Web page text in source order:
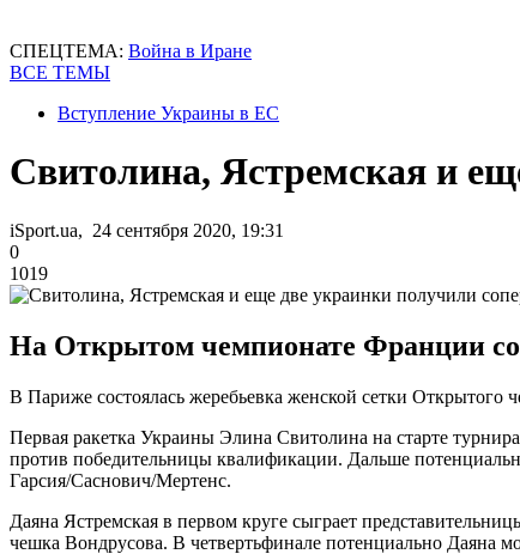
СПЕЦТЕМА: Война в Иране
ВСЕ ТЕМЫ
Вступление Украины в ЕС
Свитолина, Ястремская и
iSport.ua, 24 сентября 2020, 19:31
0
1019
На Открытом чемпионате Франции
В Париже состоялась жеребьевка женской сетки Открытого
Первая ракетка Украины Элина Свитолина на старте
против победительницы квалификации. Дальше
Гарсия/Саснович/Мертенс.
Даяна Ястремская в первом круге сыграет
чешка Вондрусова. В четвертьфинале потенциально Даяна